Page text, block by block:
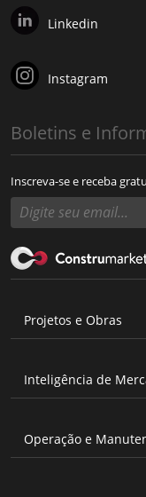
Linkedin
Instagram
Boletins e
Inscreva-se e receba
Projetos e Obras
Inteligência de
Operação e